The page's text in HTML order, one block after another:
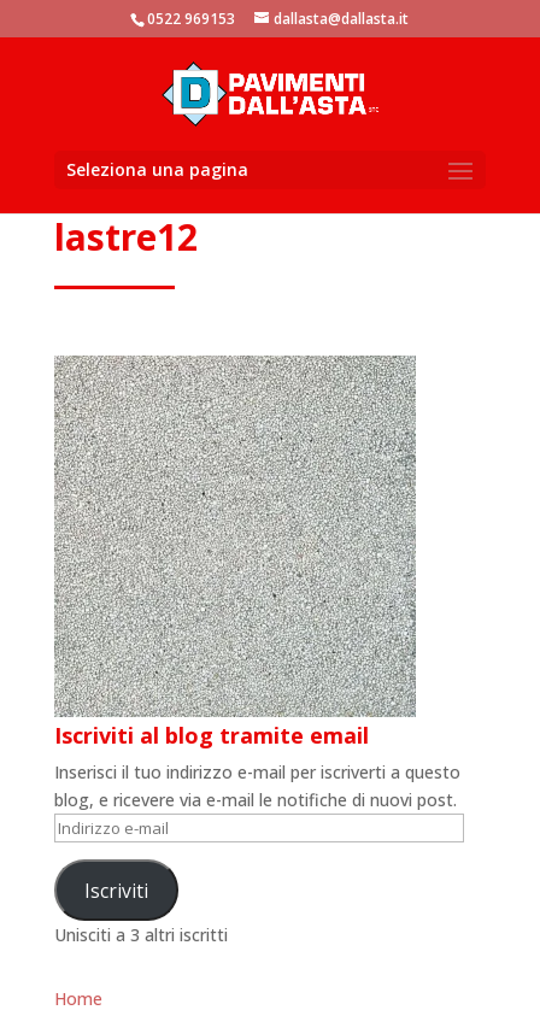
window.dataLayer = window.dataLayer || []; function gtag()
{dataLayer.push(arguments)}; gtag('js', new Date()); gtag('config',
0522 969153 dallasta@dallasta.it
Seleziona una pagina
lastre12
Iscriviti al blog tramite email
Inserisci il tuo indirizzo e-mail per iscriverti a questo
blog, e ricevere via e-mail le notifiche di nuovi post.
Indirizzo
mail Iscriviti
Unisciti a 3 altri iscritti
Home